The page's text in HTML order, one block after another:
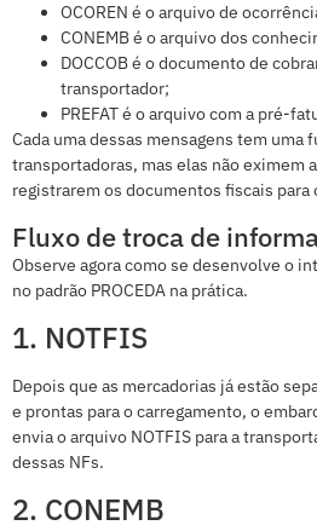
OCOREN é o arquivo de
CONEMB é o arquivo dos
DOCCOB é o documento de
transportador;
PREFAT é o arquivo com a pré-
Cada uma dessas mensagens tem uma
transportadoras, mas elas não eximem
registrarem os documentos fiscais para
Fluxo de troca de
Observe agora como se desenvolve o
no padrão PROCEDA na prática.
1. NOTFIS
Depois que as mercadorias já estão
e prontas para o carregamento, o
envia o arquivo NOTFIS para a
dessas NFs.
2. CONEMB